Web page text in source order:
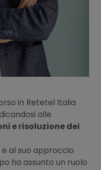
in Retetel Italia
alle
e risoluzione dei
al suo approccio
ha assunto un ruolo